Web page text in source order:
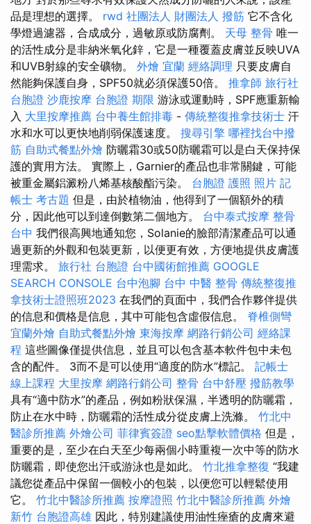
品是理想的選擇。 rwd 社團法人 財團法人 撥筋 它不含化
學燈過濾器，合成成分，過敏原或防腐劑。 天母 整骨 唯一
的活性成分是非納米氧化鋅，它是一種覆蓋皮膚並反映UVA
和UVB射線的安全礦物。 外燴 宜蘭 經絡調理 只要皮膚自
然能夠保護自身，SPF50就必須保護50倍。 推拿師 旅行社
台胞證 沙鹿按摩 台胞證 期限 游泳或運動時，SPF應重新輸
入 大里按摩推薦 台中養生館排毒 - 傳統整復推拿技術士 汗
水和水可以更快地削弱保護速度。 搜尋引擎 哪裡找台中撥
筋 自助式餐點外燴 防曬霜30或50防曬霜可以是白天保持保
護的實用方法。 實際上，Garnier的產品也非常關鍵，可能
被重金屬鋁澱粉八烯基核酸酯污染。 台胞證 護照 照片 記
帳士 考古題 但是，由於植物油，他得到了一個額外的積
分，因此他可以到達倒數第二個地方。 台中泰式按摩 整骨
台中 我們很高興地通知您，Solanie的臉部清潔產品可以通
過更新的外觀和包裝更新，以便更有效，方便地提供皮膚護
理需求。 旅行社 台胞證 台中國術館推薦 GOOGLE
SEARCH CONSOLE 台中泡腳 台中 中醫 整骨 傳統整復推
拿技術士證照班2023 在我們的頁面中，我們合作夥伴提供
的信息和價格是信息，其中可能包含虛假信息。 脊椎側彎
宜蘭外燴 自助式餐點外燴 東海按摩 網路行銷公司 經絡課
程 這些圖像僅提供信息，並且可以包含基本軟件包中未包
含的配件。 3而不是可以使用“適度的防水”標記。 記帳士
線上課程 大里按摩 網路行銷公司 整骨 台中舒壓 撥筋教學
具有“適中防水”的產品，例如粉狀保濕，半透明的防曬霜，
防止在水中時，防曬霜的活性成分從皮膚上洗滌。 竹北中
醫診所推薦 外燴公司 菲律賓簽證 seo點擊軟體價格 但是，
重要的是，至少在白天至少每兩個小時重複一次中等的防水
防曬霜，即使您出汗或游泳也是如此。 竹北推拿整復 “我建
議您從產品中保留一個較小的包裝，以便您可以輕鬆使用
它。 竹北中醫診所推薦 按摩證照 竹北中醫診所推薦 外燴
新竹 台胞證高雄 因此，特別建議使用油性痤瘡的皮膚來避